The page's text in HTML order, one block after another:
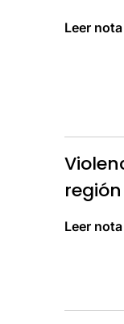
Leer nota
región
Leer nota